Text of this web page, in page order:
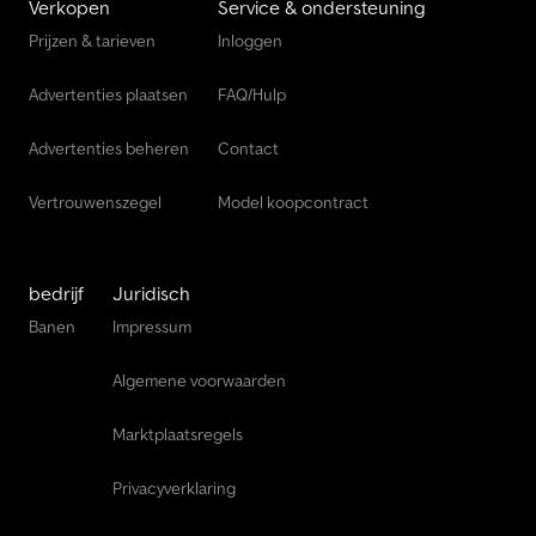
Verkopen
Prijzen & tarieven
Advertenties plaatsen
Advertenties beheren
Vertrouwenszegel
Service & ondersteuning
Inloggen
FAQ/Hulp
Contact
Model koopcontract
bedrijf
Banen
Juridisch
Impressum
Algemene voorwaarden
Marktplaatsregels
Privacyverklaring